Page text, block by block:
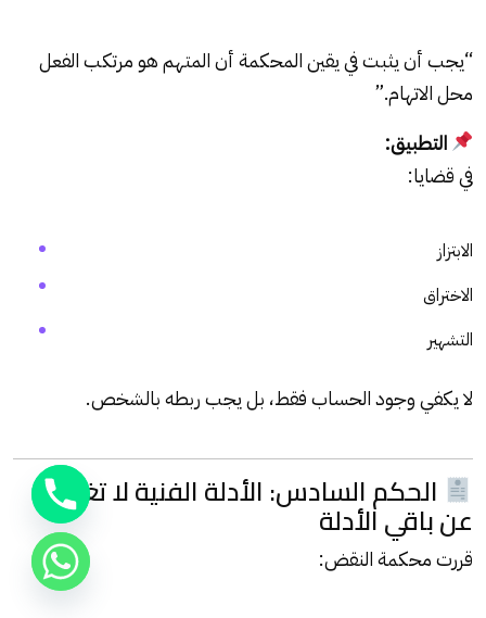
“يجب أن يثبت في يقين المحكمة أن المتهم هو مرتكب الفعل
محل الاتهام.”
التطبيق:
في قضايا:
الابتزاز
الاختراق
التشهير
لا يكفي وجود الحساب فقط، بل يجب ربطه بالشخص.
الحكم السادس: الأدلة الفنية لا تغني
عن باقي الأدلة
قررت محكمة النقض: